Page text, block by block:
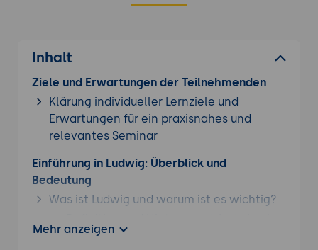
Inhalt
Ziele und Erwartungen der Teilnehmenden
Klärung individueller Lernziele und
Erwartungen für ein praxisnahes und
relevantes Seminar
Einführung in Ludwig: Überblick und
Bedeutung
Was ist Ludwig und warum ist es wichtig?
Open-Source-Toolbox zur einfachen
Mehr anzeigen